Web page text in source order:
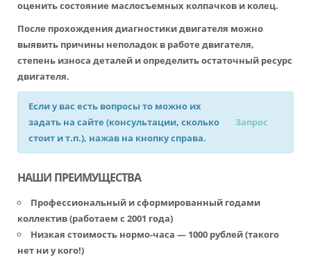
оценить состояние маслосъемных колпачков и колец.
После прохождения диагностики двигателя можно
выявить причины неполадок в работе двигателя,
степень износа деталей и определить остаточный ресурс
двигателя.
Если у вас есть вопросы то можно их
задать на сайте (консультации, сколько
стоит и т.п.), нажав на кнопку справа.
Запрос
НАШИ ПРЕИМУЩЕСТВА
Профессиональный и сформированный годами
коллектив (работаем с 2001 года)
Низкая стоимость нормо-часа — 1000 рублей (такого
нет ни у кого!)